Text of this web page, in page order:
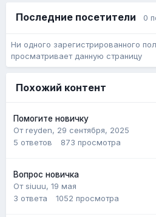
Последние посетители 0
Ни одного зарегистрированного
просматривает данную страницу
Похожий контент
Помогите новичку
От reyden, 29 сентября, 2025
5 ответов 873 просмотра
Вопрос новичка
От siuuu, 19 мая
3 ответа 1052 просмотра